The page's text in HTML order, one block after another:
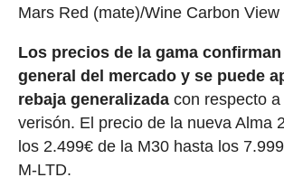
Mars Red (mate)/Wine Carbon View
Los precios de la gama
general del mercado y se puede
rebaja generalizadacon respecto a
verisón. El precio de la nueva Alma
los 2.499€ de la M30 hasta los
M-LTD.